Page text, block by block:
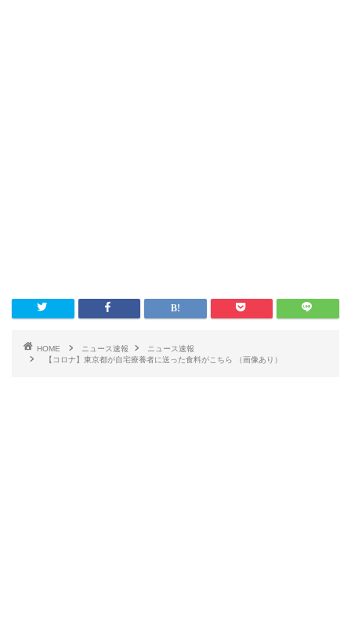
HOME ニュース速報
ニュース速報
【コロナ】東京都が自宅療養者に送った食料がこちら （画像あり）